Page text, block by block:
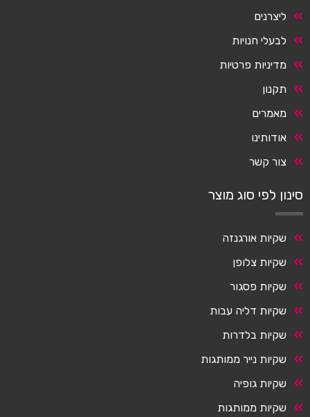
ליצרנים
לבעלי חנויות
מדיניות פרטיות
תקנון
מאמרים
אודותינו
צור קשר
סינון לפי סוג מוצר
שקיות אורגנזה
שקיות צלופן
שקיות פסגור
שקיות דליה עבות
שקיות בלדרות
שקיות נייר ממותגות
שקיות גופיה
שקיות ממותגות